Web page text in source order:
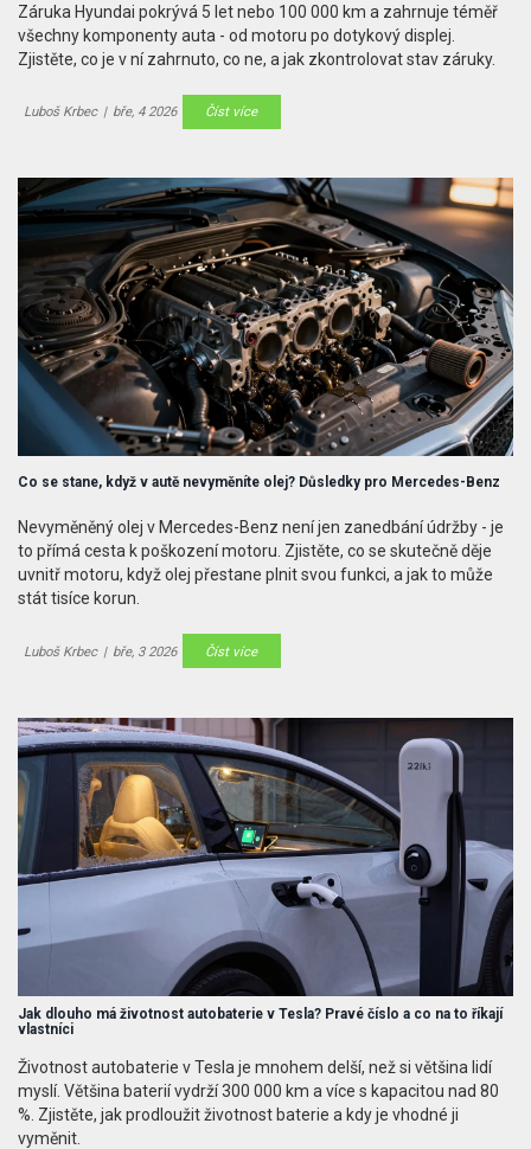
Záruka Hyundai pokrývá 5 let nebo 100 000 km a zahrnuje téměř
všechny komponenty auta - od motoru po dotykový displej.
Zjistěte, co je v ní zahrnuto, co ne, a jak zkontrolovat stav záruky.
Luboš Krbec | bře, 4 2026 Číst více
Co se stane, když v autě nevyměníte olej? Důsledky pro Mercedes-Benz
Nevyměněný olej v Mercedes-Benz není jen zanedbání údržby - je
to přímá cesta k poškození motoru. Zjistěte, co se skutečně děje
uvnitř motoru, když olej přestane plnit svou funkci, a jak to může
stát tisíce korun.
Luboš Krbec | bře, 3 2026 Číst více
Jak dlouho má životnost autobaterie v Tesla? Pravé číslo a co na to říkají
vlastníci
Životnost autobaterie v Tesla je mnohem delší, než si většina lidí
myslí. Většina baterií vydrží 300 000 km a více s kapacitou nad 80
%. Zjistěte, jak prodloužit životnost baterie a kdy je vhodné ji
vyměnit.